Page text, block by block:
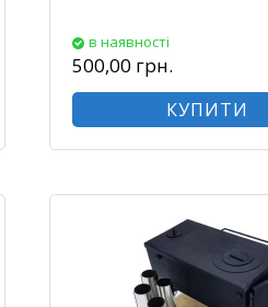
в наявності
500,00 грн.
КУПИТИ